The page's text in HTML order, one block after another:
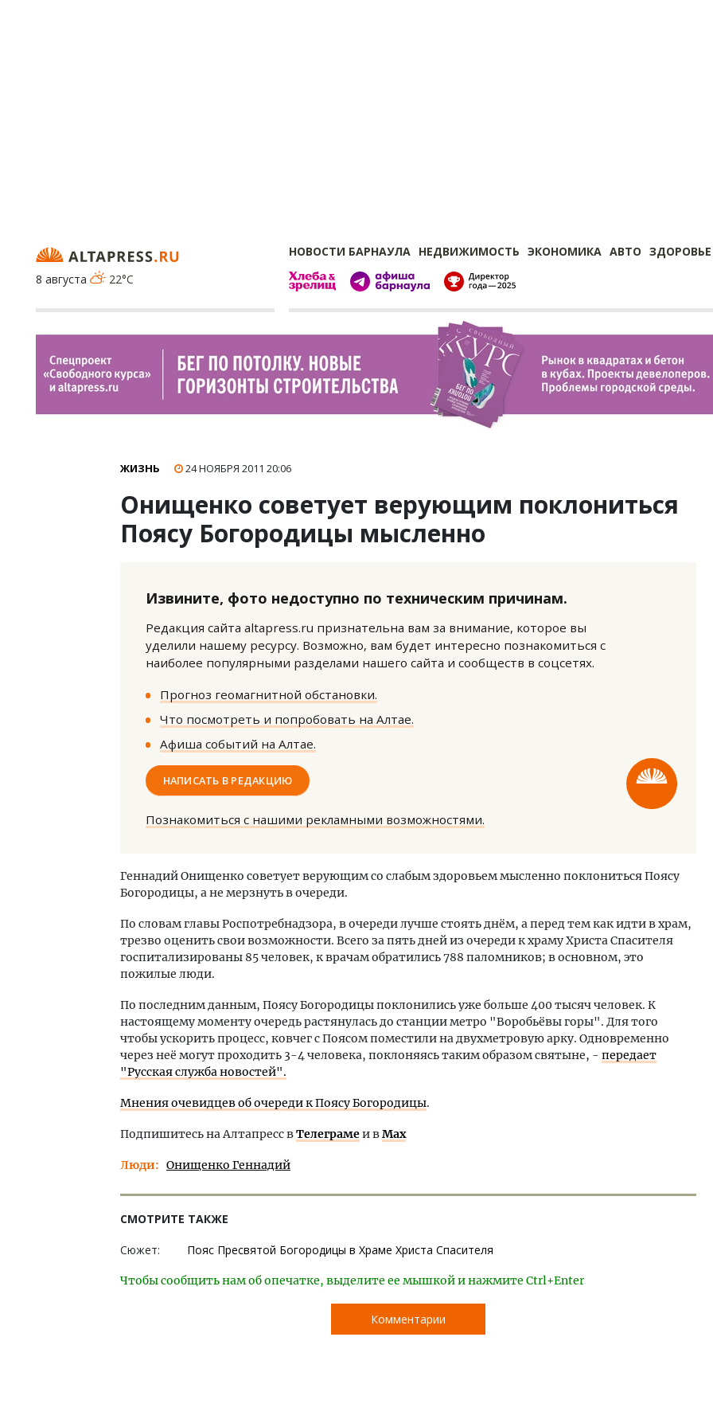
НОВОСТИ БАРНАУЛА НЕДВИЖИМОСТЬ ЭКОНОМИКА АВТО ЗДОРОВЬЕ
8 августа
22°C
ЖИЗНЬ 24 НОЯБРЯ 2011 20:06
Онищенко советует верующим поклониться
Поясу Богородицы мысленно
Извините, фото недоступно по техническим причинам.
Редакция сайта altapress.ru признательна вам за внимание, которое вы
уделили нашему ресурсу. Возможно, вам будет интересно познакомиться с
наиболее популярными разделами нашего сайта и сообществ в соцсетях.
Прогноз геомагнитной обстановки.
Что посмотреть и попробовать на Алтае.
Афиша событий на Алтае.
НАПИСАТЬ В РЕДАКЦИЮ
Познакомиться с нашими рекламными возможностями.
Геннадий Онищенко советует верующим со слабым здоровьем мысленно поклониться Поясу
Богородицы, а не мерзнуть в очереди.
По словам главы Роспотребнадзора, в очереди лучше стоять днём, а перед тем как идти в храм,
трезво оценить свои возможности. Всего за пять дней из очереди к храму Христа Спасителя
госпитализированы 85 человек, к врачам обратились 788 паломников; в основном, это
пожилые люди.
По последним данным, Поясу Богородицы поклонились уже больше 400 тысяч человек. К
настоящему моменту очередь растянулась до станции метро "Воробьёвы горы". Для того
чтобы ускорить процесс, ковчег с Поясом поместили на двухметровую арку. Одновременно
через неё могут проходить 3-4 человека, поклоняясь таким образом святыне, - передает
"Русская служба новостей".
Мнения очевидцев об очереди к Поясу Богородицы.
Подпишитесь на Алтапресс вТелеграмеи вMax
Люди Онищенко Геннадий
СМОТРИТЕ ТАКЖЕ
Сюжет: Пояс Пресвятой Богородицы в Храме Христа Спасителя
Чтобы сообщить нам об опечатке, выделите ее мышкой и нажмите Ctrl+Enter
Комментарии
плитами становится новым
стандартом благоустройства
СТРОИТЕЛЬСТВО
Гатилов — о том, как девелоперу
оставаться на плаву, когда рынок
СТРОИТЕЛЬСТВО
ЗИАС — об эстетике
СТРОИТЕЛЬСТВО